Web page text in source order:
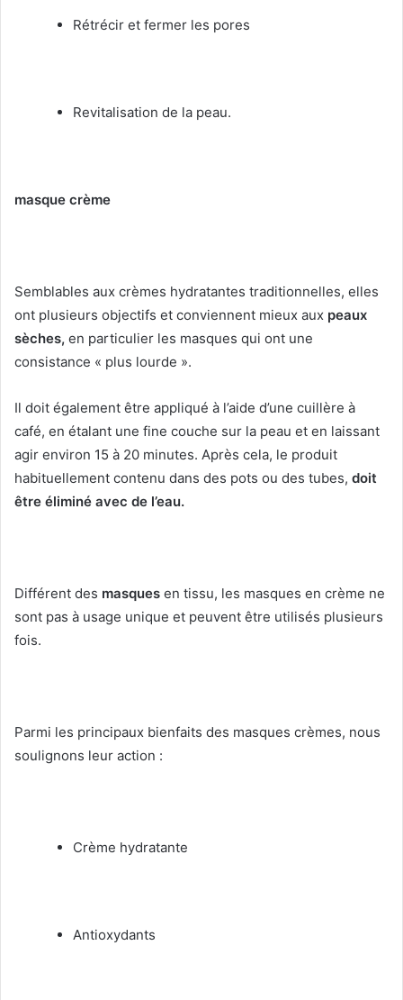
Rétrécir et fermer les pores
Revitalisation de la peau.
masque crème
Semblables aux crèmes hydratantes traditionnelles, elles
ont plusieurs objectifs et conviennent mieux aux peaux
sèches, en particulier les masques qui ont une
consistance « plus lourde ».
Il doit également être appliqué à l’aide d’une cuillère à
café, en étalant une fine couche sur la peau et en laissant
agir environ 15 à 20 minutes. Après cela, le produit
habituellement contenu dans des pots ou des tubes, doit
être éliminé avec de l’eau.
Différent des masques en tissu, les masques en crème ne
sont pas à usage unique et peuvent être utilisés plusieurs
fois.
Parmi les principaux bienfaits des masques crèmes, nous
soulignons leur action :
Crème hydratante
Antioxydants